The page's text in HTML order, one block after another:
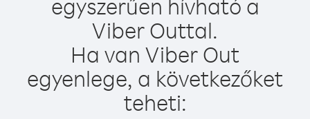
egyszerűen hívható a
Viber Outtal.
Ha van Viber Out
egyenlege, a következőket
teheti: